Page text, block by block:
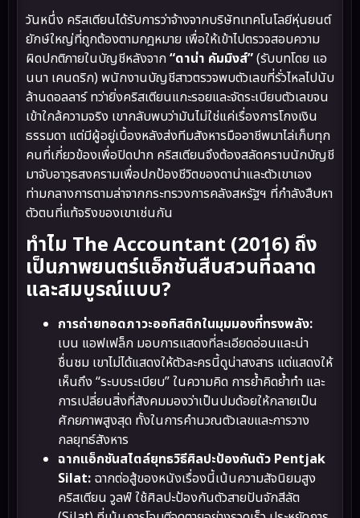
วันหนึ่ง คริสเตียนได้รับการว่าจ้างจากบริษัทเทคโนโลยีหุ่นยนต์
ยักษ์ใหญ่ที่ถูกต้องตามกฎหมาย เพื่อให้เข้าไปตรวจสอบความ
ผิดปกติภายในบัญชีหลังจาก“ดาน่า คัมมิงส์”(รับบทโดย แอ
นนา เคนดริก) พนักงานบัญชีสาวตรวจพบตัวเลขที่รั่วไหลไปนับ
ล้านดอลลาร์ ทว่ายิ่งคริสเตียนแกะรอยและจัดระเบียบตัวเลขจน
เข้าใกล้ความจริง เขากลับพบว่ามันไม่ใช่แค่เรื่องการโกงเงิน
ธรรมดา แต่มีผู้อยู่เบื้องหลังส่งทีมสังหารมืออาชีพมาไล่เก็บทุก
คนที่เกี่ยวข้องเพื่อปิดปาก คริสเตียนจึงต้องสลัดคราบนักบัญชี
มาจับอาวุธสงครามเพื่อปกป้องชีวิตของดาน่าและตัวเขาเอง
ท่ามกลางการตามล่าจากกระทรวงการคลังสหรัฐฯ ที่กำลังสืบหา
ตัวตนที่แท้จริงของเขาเช่นกัน
ทำไม The Accountant (2016) ถึง
เป็นภาพยนตร์แอ็กชันสืบสวนที่ฉลาด
และสมบูรณ์แบบ?
การถ่ายทอดภาวะออทิสติกในมุมมองที่ทรงพลัง:
เบน แอฟเฟล็ก มอบการแสดงที่ละเอียดอ่อนและน่า
ชื่นชม เขาไม่ได้แสดงให้ตัวละครนี้ดูน่าสงสาร แต่แสดงให้
เห็นถึง “ระบบระเบียบ” ในความคิด การย้ำคิดย้ำทำ และ
การเปลี่ยนสิ่งที่สังคมมองว่าเป็นปมด้อยให้กลายเป็น
ศักยภาพสูงสุด ทั้งในการคำนวณตัวเลขและการวาง
กลยุทธ์สังหาร
ฉากแอ็กชันสไตล์ยุทธวิธีศิลปะป้องกันตัว Pentjak
Silat: ฉากต่อสู้ของหนังเรื่องนี้เน้นความสัจนิยมสูง
คริสเตียน วูลฟ์ ใช้ศิลปะป้องกันตัวสายปันจักสีลัต